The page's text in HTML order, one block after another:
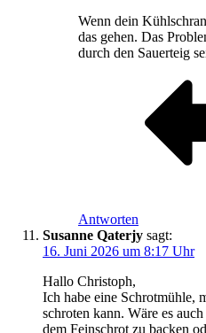
Wenn dein
das gehen. Das
durch den Sauerteig
Antworten
Susanne Qaterjy sagt:
16. Juni 2026 um 8:17 Uhr
Hallo Christoph,
Ich habe eine Schrotmühle,
schroten kann. Wäre es
dem Feinschrot zu backen